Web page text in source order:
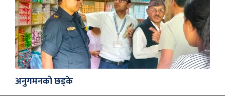
अनुगमनको छड्के